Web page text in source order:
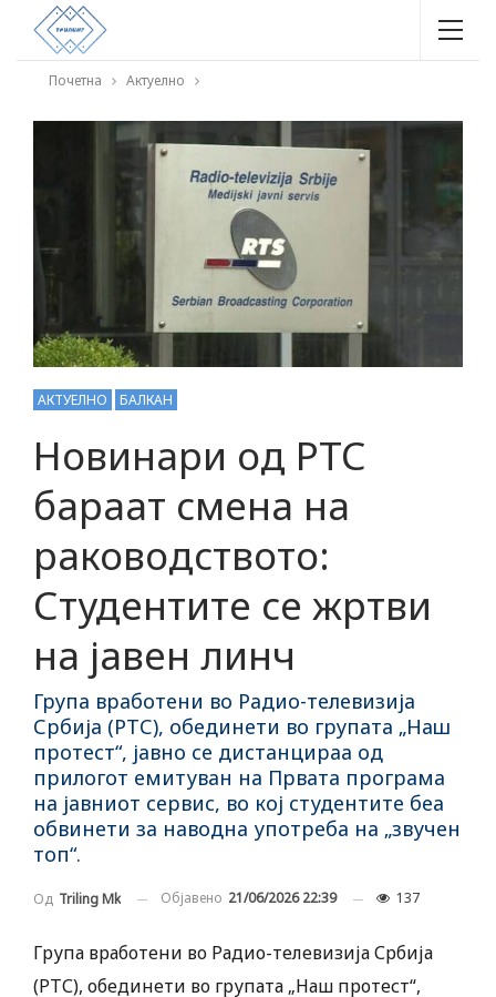
Почетна Актуелно
АКТУЕЛНО БАЛКАН
Новинари од РТС
бараат смена на
раководството:
Студентите се жртви
на јавен линч
Група вработени во Радио-телевизија
Србија (РТС), обединети во групата „Наш
протест“, јавно се дистанцираа од
прилогот емитуван на Првата програма
на јавниот сервис, во кој студентите беа
обвинети за наводна употреба на „звучен
топ“.
Од Triling Mk Објавено 21/06/2026 22:39 137
Група вработени во Радио-телевизија Србија
(РТС), обединети во групата „Наш протест“,